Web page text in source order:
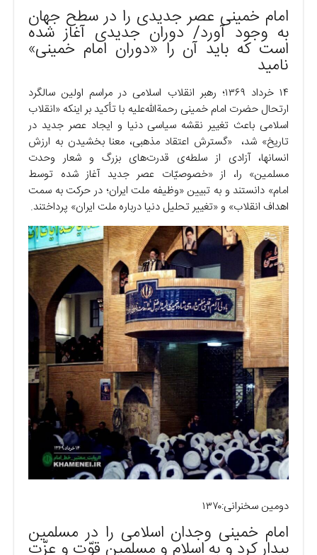
امام خمینی عصر جدیدی را در سطح جهان
به وجود آورد/ دوران جدیدی آغاز شده
است که باید آن را «دوران امام خمینی»
نامید
۱۴ خرداد ۱۳۶۹؛ رهبر انقلاب اسلامی در مراسم اولین سالگرد
ارتحال حضرت امام خمینی رحمةالله‌علیه با تأکید بر اینکه «انقلاب
اسلامی باعث تغییر نقشه سیاسی دنیا و ایجاد عصر جدید در
تاریخ» شد، «گسترش اعتقاد مذهبی، معنا بخشیدن به ارزش
انسانها، آزادی از سلطه‌ی قدرت‌های بزرگ و شعار وحدت
مسلمین» را، از «خصوصیّات عصر جدید آغاز شده توسط
امام» دانستند و به تبیین «وظیفه ملت ایران؛ در حرکت به سمت
اهداف انقلاب» و «تغییر تحلیل دنیا درباره ملت ایران» پرداختند.
دومین سخنرانی:۱۳۷۰
امام خمینی وجدان اسلامی را در مسلمین
بیدار کرد و به اسلام و مسلمین قوّت و عزّت